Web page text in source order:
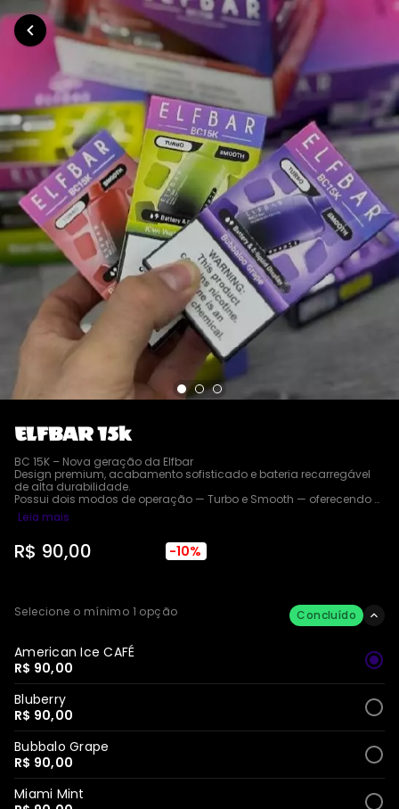
ELFBAR 15k
BC 15K – Nova geração da Elfbar
Design premium, acabamento sofisticado e bateria recarregável
de alta durabilidade.
Possui dois modos de operação — Turbo e Smooth — oferecendo
desempenho estável e experiência personalizada.
Construção moderna, tecnologia avançada e projeto focado em
Um novo padrão em performance, estilo e qualidade.
Leia mais
R$ 90,00 -10%
Selecione o mínimo 1 opção Concluído
American Ice CAFÉ
R$ 90,00
Bluberry
R$ 90,00
Bubbalo Grape
R$ 90,00
Miami Mint